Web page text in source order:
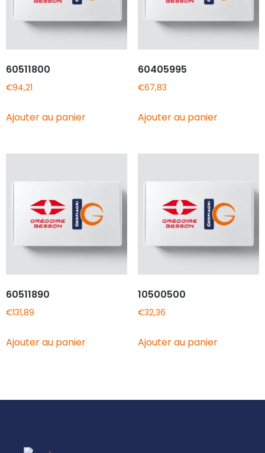
60511800
€94,21
Ajouter au panier
60405995
€67,83
Ajouter au panier
60511890
€131,89
Ajouter au panier
10500500
€32,36
Ajouter au panier